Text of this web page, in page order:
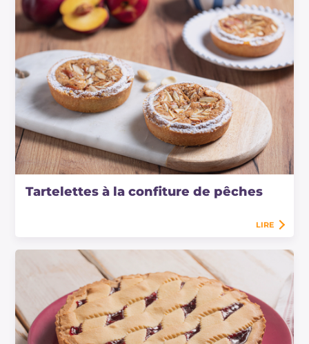
Tartelettes à la confiture de pêches
LIRE